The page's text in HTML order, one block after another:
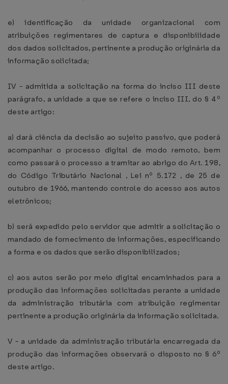
e) identificação da unidade organizacional com
atribuições regimentares de captura e disponibilidade
dos dados solicitados, pertinente a produção originária da
informação solicitada;
IV - admitida a solicitação na forma do inciso III deste
parágrafo, a unidade a que se refere o inciso III, do § 4º
deste artigo:
a) dará ciência da decisão ao sujeito passivo, que poderá
acompanhar o processo digital de modo remoto, bem
como passará o processo a tramitar ao abrigo do Art. 198,
do Código Tributário Nacional , Lei nº 5.172 , de 25 de
outubro de 1966, mantendo controle do acesso aos autos
eletrônicos;
b) será expedido pelo servidor que admitir a solicitação o
mandado de fornecimento de informações, especificando
a forma e os dados que serão disponibilizados;
c) aos autos serão por meio digital encaminhados para a
produção das informações solicitadas perante a unidade
da administração tributária com atribuição regimentar
pertinente a produção originária da informação solicitada.
V - a unidade da administração tributária encarregada da
produção das informações observará o disposto no § 6º
deste artigo.